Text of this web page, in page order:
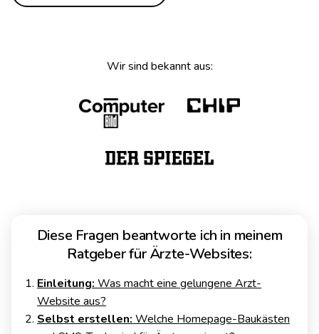
Wir sind bekannt aus:
Diese Fragen beantworte ich in meinem
Ratgeber für Ärzte-Websites:
Einleitung: Was macht eine gelungene Arzt-
Website aus?
Selbst erstellen: Welche Homepage-Baukästen